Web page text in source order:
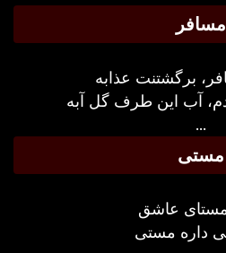
برگشتنت عذابه
آب این طرف گل آبه
عاشق
داره مستی